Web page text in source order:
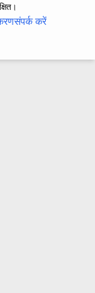
संपर्क करें